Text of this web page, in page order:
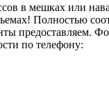
в мешках или
Полностью
предоставляем.
по телефону: